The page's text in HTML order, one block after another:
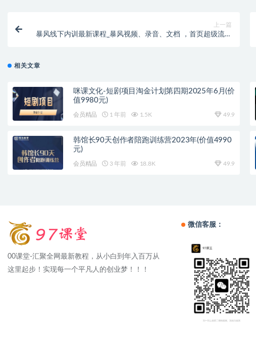
上一篇
暴风线下内训最新课程_暴风视频、录音、文档 ，首页超级流量
相关文章
咪课文化-短剧项目淘金计划第四期2025年6月(价
值9980元)
会员精品 1 年前 1.5K 49.9
韩馆长90天创作者陪跑训练营2023年(价值4990
元)
会员精品 3 年前 18.8K 49.9
00课堂-汇聚全网最新教程，从小白到年入百万从
这里起步！实现每一个平凡人的创业梦！！！
微信客服：